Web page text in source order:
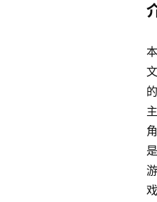
本
文
的
主
角
是
游
戏